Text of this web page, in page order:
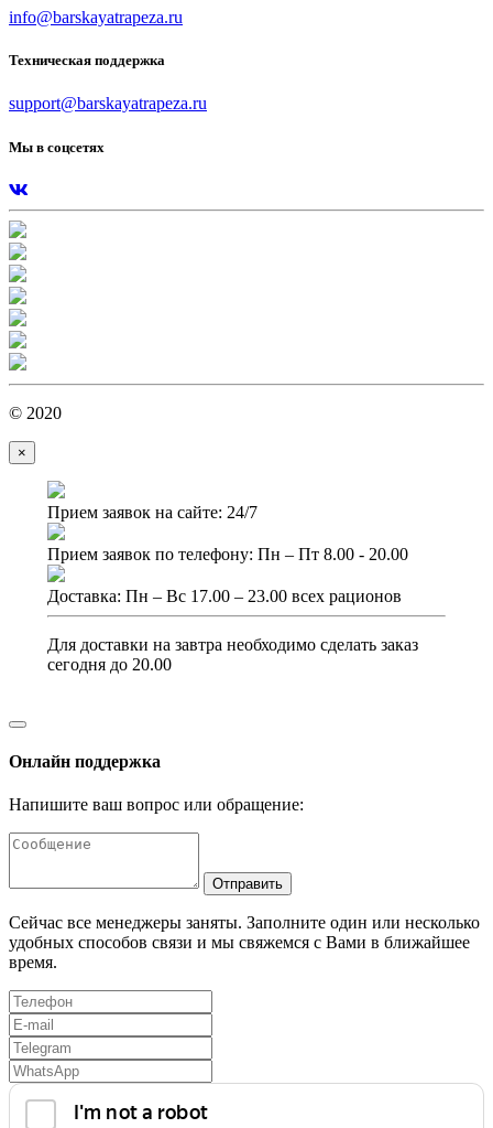
info@barskayatrapeza.ru
Техническая поддержка
support@barskayatrapeza.ru
Мы в соцсетях
© 2020
×
Прием заявок на сайте: 24/7
Прием заявок по телефону: Пн – Пт 8.00 - 20.00
Доставка: Пн – Вс 17.00 – 23.00 всех рационов
Для доставки на завтра необходимо сделать заказ
сегодня до 20.00
Онлайн поддержка
Напишите ваш вопрос или обращение:
Отправить
Сейчас все менеджеры заняты. Заполните один или несколько
удобных способов связи и мы свяжемся с Вами в ближайшее
время.